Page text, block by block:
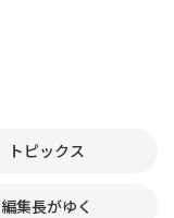
トピックス
編集長がゆく